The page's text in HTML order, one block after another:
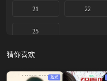
21 22
25
猜你喜欢
蓝光